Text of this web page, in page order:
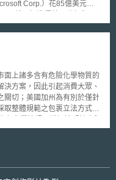
一套安全管理系統。
Corp.）花85億美元收
）的批准，在歐洲恐怕要面
EC）聯繫，要求審查
接受繁重的反壟斷調查。布魯
Hamilton律師事務所的反壟斷
監管機構審查，Facebook寧
提供相關資訊。」對此歐盟
案，這將使Facebook在歐洲
上諸多含有危險化學物質的
方案，因此引起消費大眾、
關切；美國加州為有別於僅針
取整體規範之包裹立法方式，
品在設計階段減少毒性物質
(Department of Toxic
之儲存、使用與廢棄等法